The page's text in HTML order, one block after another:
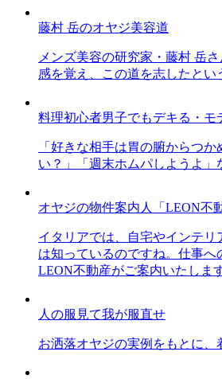
藤村 岳のオヤジ美容道
メンズ美容の研究家・藤村 岳
感を覚え、この道を志したとい
料理初心者男子でもデキる・モ
「好きな相手は胃の腑からつ
い？」「週末ホムパしようよ」
オヤジの物件案内人「LEON不
イタリアでは、自宅やインテ
は知っているのですね。仕事へ
LEON不動産がご案内いたします
人の服見て我が服直せ
お洒落オヤジの実例をもとに、